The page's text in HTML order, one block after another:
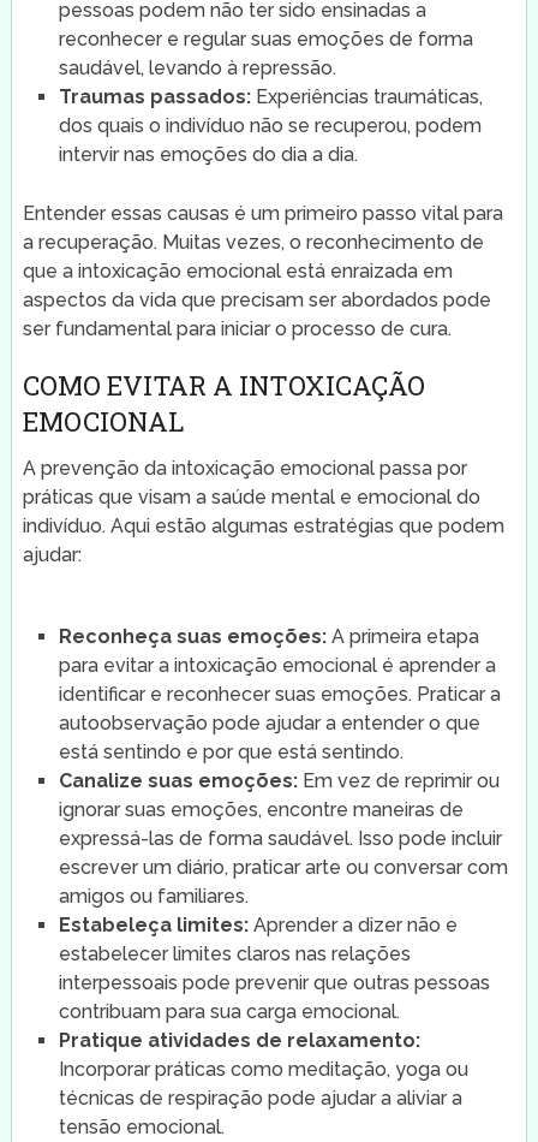
pessoas podem não ter sido ensinadas a
reconhecer e regular suas emoções de forma
saudável, levando à repressão.
Traumas passados:Experiências traumáticas,
dos quais o indivíduo não se recuperou, podem
intervir nas emoções do dia a dia.
Entender essas causas é um primeiro passo vital para
a recuperação. Muitas vezes, o reconhecimento de
que a intoxicação emocional está enraizada em
aspectos da vida que precisam ser abordados pode
ser fundamental para iniciar o processo de cura.
COMO EVITAR A INTOXICAÇÃO
EMOCIONAL
A prevenção da intoxicação emocional passa por
práticas que visam a saúde mental e emocional do
indivíduo. Aqui estão algumas estratégias que podem
ajudar:
Reconheça suas emoções:A primeira etapa
para evitar a intoxicação emocional é aprender a
identificar e reconhecer suas emoções. Praticar a
autoobservação pode ajudar a entender o que
está sentindo e por que está sentindo.
Canalize suas emoções:Em vez de reprimir ou
ignorar suas emoções, encontre maneiras de
expressá-las de forma saudável. Isso pode incluir
escrever um diário, praticar arte ou conversar com
amigos ou familiares.
Estabeleça limites:Aprender a dizer não e
estabelecer limites claros nas relações
interpessoais pode prevenir que outras pessoas
contribuam para sua carga emocional.
Pratique atividades de relaxamento:
Incorporar práticas como meditação, yoga ou
técnicas de respiração pode ajudar a aliviar a
tensão emocional.